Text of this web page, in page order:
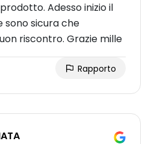
Adesso inizio il
sono sicura che
riscontro. Grazie mille
Rapporto